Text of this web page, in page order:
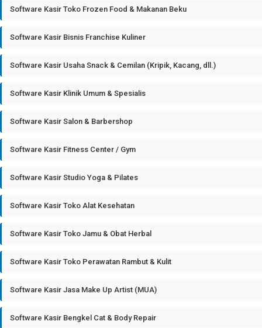
Software Kasir Toko Frozen Food & Makanan Beku
Software Kasir Bisnis Franchise Kuliner
Software Kasir Usaha Snack & Cemilan (Kripik, Kacang, dll.)
Software Kasir Klinik Umum & Spesialis
Software Kasir Salon & Barbershop
Software Kasir Fitness Center / Gym
Software Kasir Studio Yoga & Pilates
Software Kasir Toko Alat Kesehatan
Software Kasir Toko Jamu & Obat Herbal
Software Kasir Toko Perawatan Rambut & Kulit
Software Kasir Jasa Make Up Artist (MUA)
Software Kasir Bengkel Cat & Body Repair